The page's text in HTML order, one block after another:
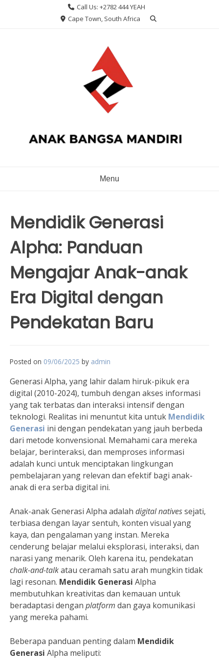
Call Us: +2782 444 YEAH
Cape Town, South Africa
Menu
Mendidik Generasi
Alpha: Panduan
Mengajar Anak-anak
Era Digital dengan
Pendekatan Baru
Posted on 09/06/2025 by admin
Generasi Alpha, yang lahir dalam hiruk-pikuk era
digital (2010-2024), tumbuh dengan akses informasi
yang tak terbatas dan interaksi intensif dengan
teknologi. Realitas ini menuntut kita untuk Mendidik
Generasi ini dengan pendekatan yang jauh berbeda
dari metode konvensional. Memahami cara mereka
belajar, berinteraksi, dan memproses informasi
adalah kunci untuk menciptakan lingkungan
pembelajaran yang relevan dan efektif bagi anak-
anak di era serba digital ini.
Anak-anak Generasi Alpha adalah digital nativessejati,
terbiasa dengan layar sentuh, konten visual yang
kaya, dan pengalaman yang instan. Mereka
cenderung belajar melalui eksplorasi, interaksi, dan
narasi yang menarik. Oleh karena itu, pendekatan
chalk-and-talkatau ceramah satu arah mungkin tidak
lagi resonan. Mendidik Generasi Alpha
membutuhkan kreativitas dan kemauan untuk
beradaptasi dengan platform dan gaya komunikasi
yang mereka pahami.
Beberapa panduan penting dalam Mendidik
Generasi Alpha meliputi: